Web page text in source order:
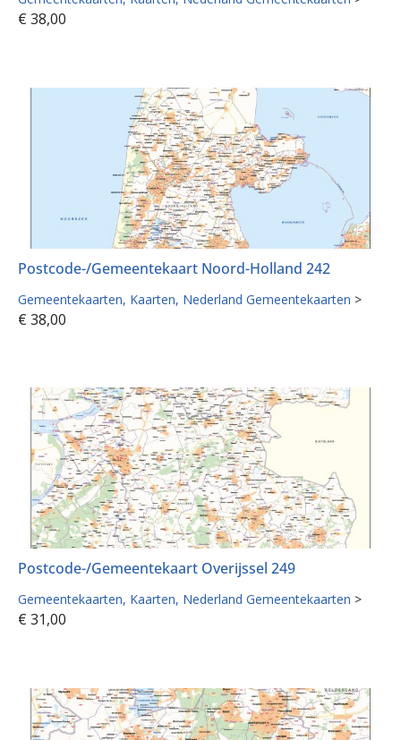
€ 38,00
Postcode-/Gemeentekaart Noord-Holland 242
Gemeentekaarten Kaarten Nederland Gemeentekaarten >
€ 38,00
Postcode-/Gemeentekaart Overijssel 249
Gemeentekaarten Kaarten Nederland Gemeentekaarten >
€ 31,00